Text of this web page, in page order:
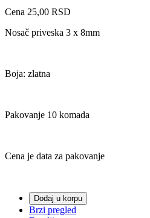
Cena 25,00 RSD
Nosač priveska 3 x 8mm
Boja: zlatna
Pakovanje 10 komada
Cena je data za pakovanje
Dodaj u korpu
Brzi pregled